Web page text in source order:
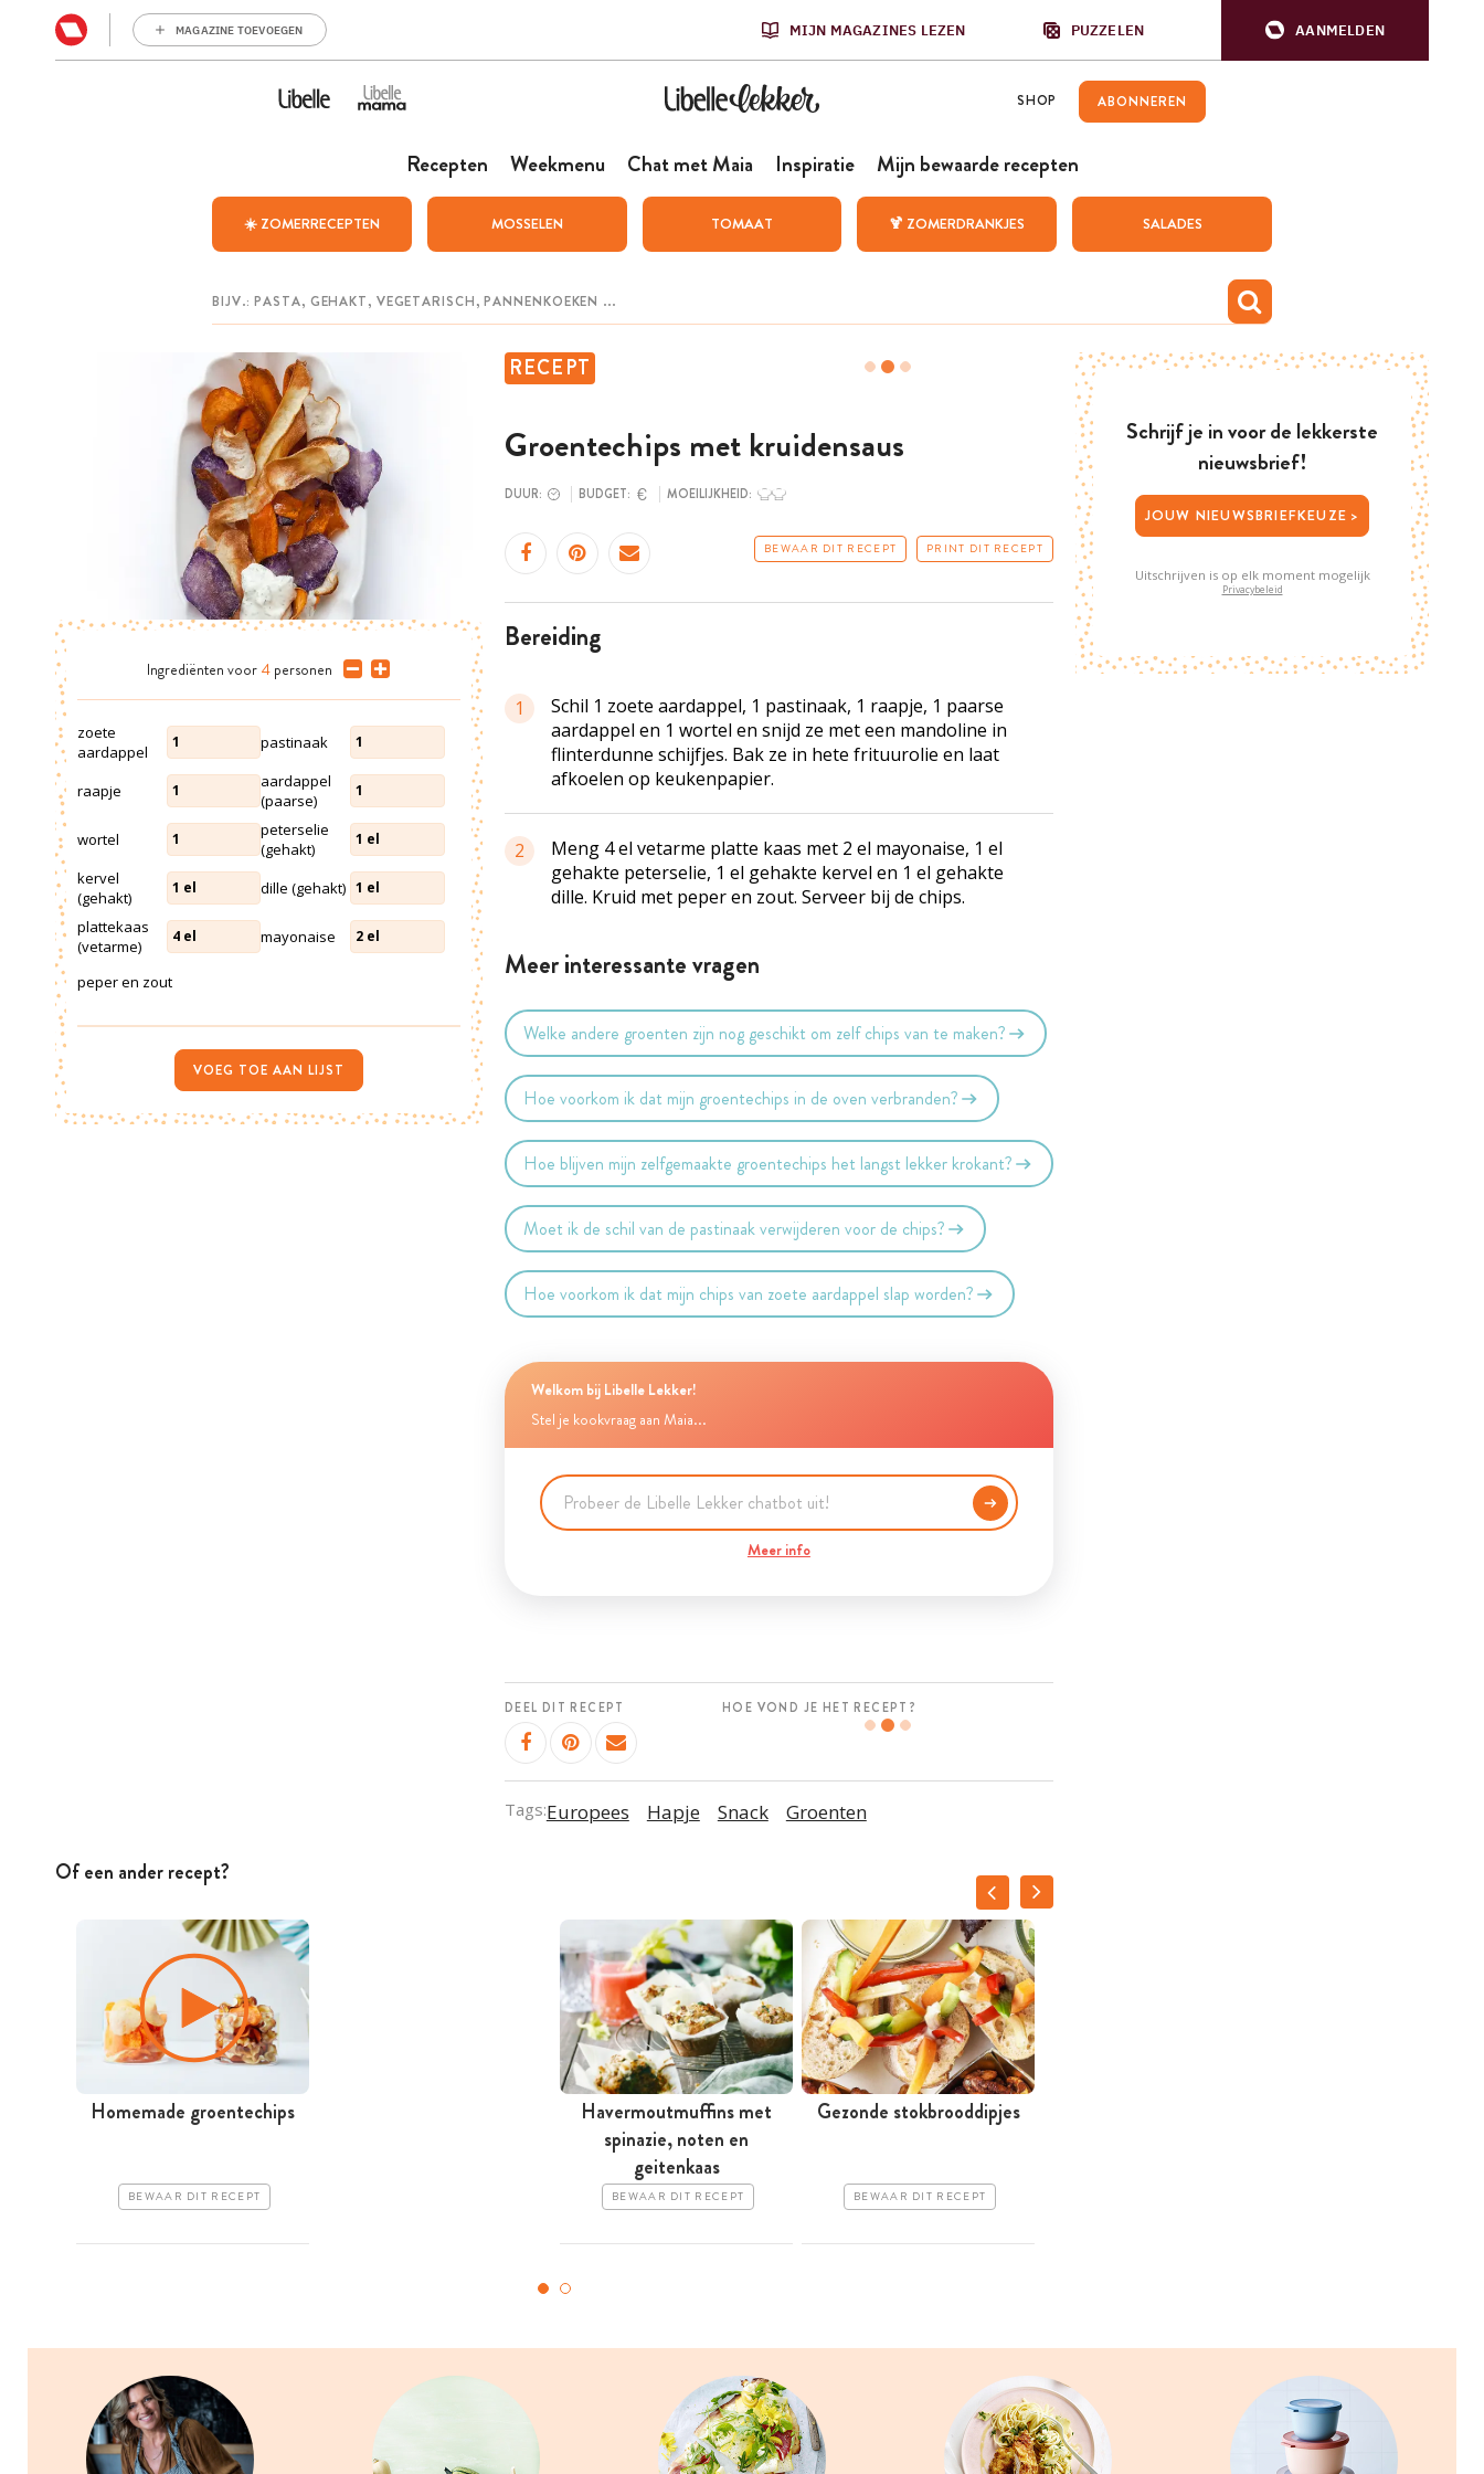
MAGAZINE TOEVOEGEN MIJN MAGAZINES LEZEN PUZZELEN AANMELDEN
SHOP ABONNEREN
Recepten Weekmenu Chat met Maia Inspiratie Mijn bewaarde recepten
☀️ ZOMERRECEPTEN MOSSELEN TOMAAT 🍹 ZOMERDRANKJES SALADES
RECEPT
Groentechips met kruidensaus
DUUR: BUDGET: MOEILIJKHEID:
BEWAAR DIT RECEPT PRINT DIT RECEPT
bereiding
1
Schil 1 zoete aardappel, 1 pastinaak, 1 raapje, 1 paarse
aardappel en 1 wortel en snijd ze met een mandoline in
flinterdunne schijfjes. Bak ze in hete frituurolie en laat
afkoelen op keukenpapier.
2
Meng 4 el vetarme platte kaas met 2 el mayonaise, 1 el
gehakte peterselie, 1 el gehakte kervel en 1 el gehakte
dille. Kruid met peper en zout. Serveer bij de chips.
Meer interessante vragen
Welke andere groenten zijn nog geschikt om zelf chips van te maken?
Hoe voorkom ik dat mijn groentechips in de oven verbranden?
Hoe blijven mijn zelfgemaakte groentechips het langst lekker krokant?
Moet ik de schil van de pastinaak verwijderen voor de chips?
Hoe voorkom ik dat mijn chips van zoete aardappel slap worden?
Welkom bij Libelle Lekker!
Stel je kookvraag aan Maia...
Meer info
DEEL DIT RECEPT HOE VOND JE HET RECEPT?
Tags:Europees Hapje Snack Groenten
Ingrediënten voor 4 personen
zoete
aardappel
1 pastinaak 1
raapje 1
aardappel
(paarse)
1
wortel 1
peterselie
(gehakt)
1 el
kervel
(gehakt)
1 el dille (gehakt) 1 el
plattekaas
(vetarme)
4 el mayonaise 2 el
peper en zout
VOEG TOE AAN LIJST
Of een ander recept?
Homemade groentechips
BEWAAR DIT RECEPT
Havermoutmuffins met
spinazie, noten en
geitenkaas
BEWAAR DIT RECEPT
Gezonde stokbrooddipjes
BEWAAR DIT RECEPT
Schrijf je in voor de lekkerste
nieuwsbrief!
JOUW NIEUWSBRIEFKEUZE >
Uitschrijven is op elk moment mogelijk
Privacybeleid